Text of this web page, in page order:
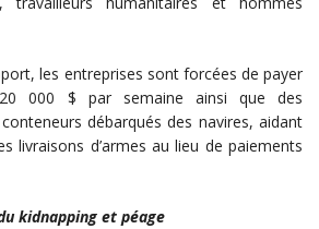
les entreprises sont forcées de payer
20 000 $ par semaine ainsi que des
débarqués des navires, aidant
livraisons d’armes au lieu de paiements
kidnapping et péage